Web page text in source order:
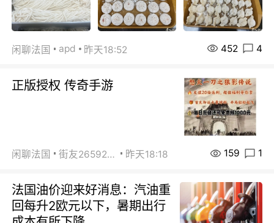
闲聊法国 apd 昨天18:52 452 4
正版授权 传奇手游
闲聊法国 街友26592800 昨天18:18 159 1
法国油价迎来好消息：汽油重
回每升2欧元以下，暑期出行